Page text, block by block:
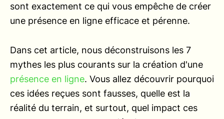
sont exactement ce qui vous empêche de créer
une présence en ligne efficace et pérenne.
Dans cet article, nous déconstruisons les 7
mythes les plus courants sur la création d'une
présence en ligne. Vous allez découvrir pourquoi
ces idées reçues sont fausses, quelle est la
réalité du terrain, et surtout, quel impact ces